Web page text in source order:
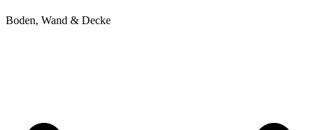
Boden, Wand & Decke